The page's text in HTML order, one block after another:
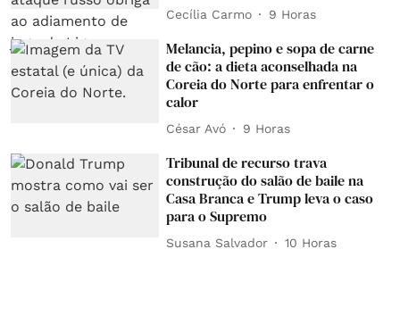
Cecília Carmo 9 Horas
Melancia, pepino e sopa de carne
de cão: a dieta aconselhada na
Coreia do Norte para enfrentar o
calor
César Avó 9 Horas
Tribunal de recurso trava
construção do salão de baile na
Casa Branca e Trump leva o caso
para o Supremo
Susana Salvador 10 Horas